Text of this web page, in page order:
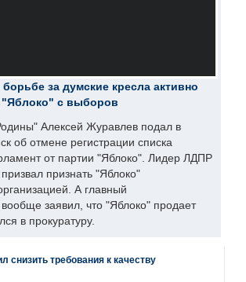
за думские кресла активно
"Яблоко" с выборов
Алексей Журавлев подал в
об отмене регистрации списка
от партии "Яблоко". Лидер ЛДПР
признать "Яблоко"
А главный
заявил, что "Яблоко" продает
в прокуратуру.
снизить требования к качеству